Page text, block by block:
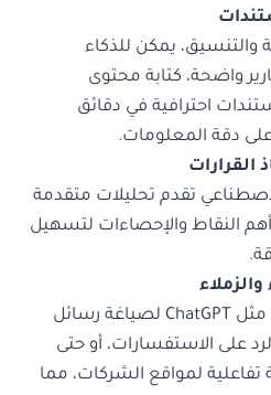
والتنسيق، يمكن للذكاء
واضحة، كتابة محتوى
احترافية في دقائق
دقة المعلومات.
القرارات
تقدم تحليلات متقدمة
النقاط والإحصاءات لتسهيل
يمكن استخدام أدوات مثل ChatGPT لصياغة رسائل
على الاستفسارات، أو حتى
لمواقع الشركات، مما